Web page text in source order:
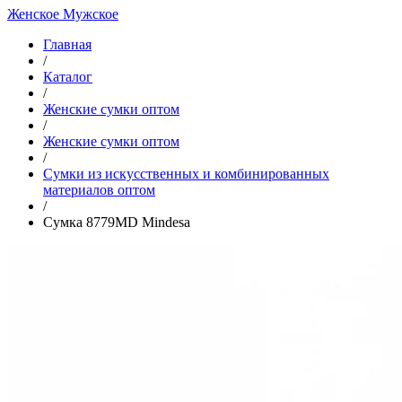
Женское Мужское
Главная
/
Каталог
/
Женские сумки оптом
/
Женские сумки оптом
/
Cумки из искусственных и комбинированных
материалов оптом
/
Сумка 8779MD Mindesa